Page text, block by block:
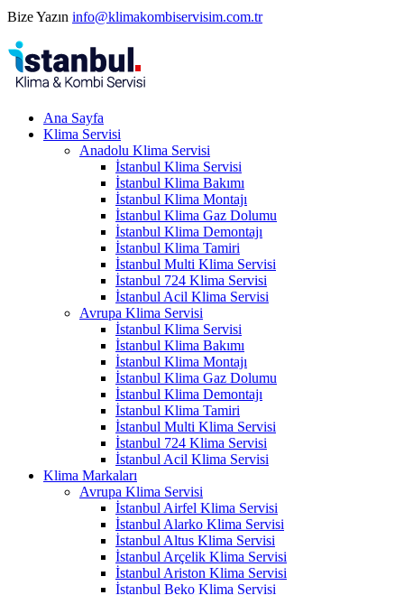
Bize Yazın info@klimakombiservisim.com.tr
Ana Sayfa
Klima Servisi
Anadolu Klima Servisi
İstanbul Klima Servisi
İstanbul Klima Bakımı
İstanbul Klima Montajı
İstanbul Klima Gaz Dolumu
İstanbul Klima Demontajı
İstanbul Klima Tamiri
İstanbul Multi Klima Servisi
İstanbul 724 Klima Servisi
İstanbul Acil Klima Servisi
Avrupa Klima Servisi
İstanbul Klima Servisi
İstanbul Klima Bakımı
İstanbul Klima Montajı
İstanbul Klima Gaz Dolumu
İstanbul Klima Demontajı
İstanbul Klima Tamiri
İstanbul Multi Klima Servisi
İstanbul 724 Klima Servisi
İstanbul Acil Klima Servisi
Klima Markaları
Avrupa Klima Servisi
İstanbul Airfel Klima Servisi
İstanbul Alarko Klima Servisi
İstanbul Altus Klima Servisi
İstanbul Arçelik Klima Servisi
İstanbul Ariston Klima Servisi
İstanbul Beko Klima Servisi